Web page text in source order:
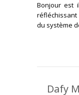
Bonjour est
du système
Dafy